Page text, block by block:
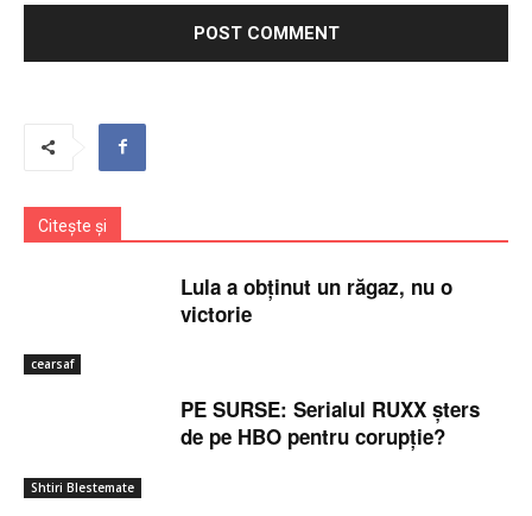
Citește și
cearsaf
Lula a obținut un răgaz, nu o
victorie
Shtiri Blestemate
PE SURSE: Serialul RUXX șters
de pe HBO pentru corupție?